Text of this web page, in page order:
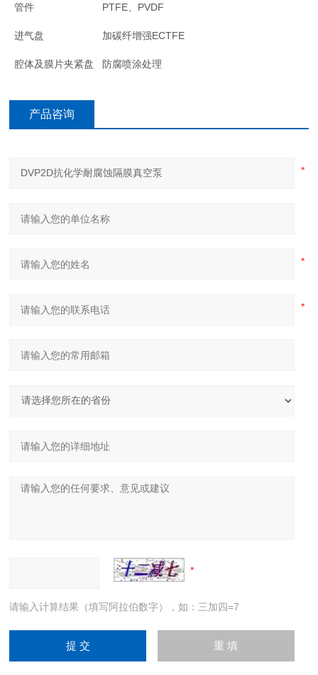
管件 PTFE、PVDF
进气盘 加碳纤增强ECTFE
腔体及膜片夹紧盘 防腐喷涂处理
产品咨询
请输入计算结果（填写阿拉伯数字），如：三加四=7